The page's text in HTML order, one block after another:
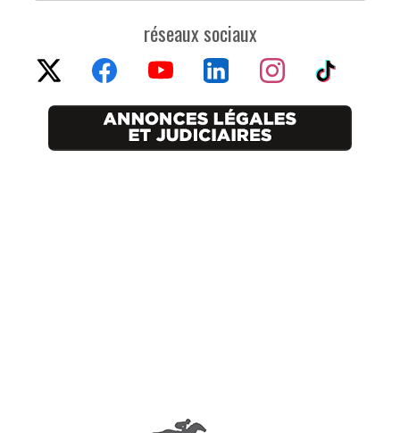
réseaux sociaux